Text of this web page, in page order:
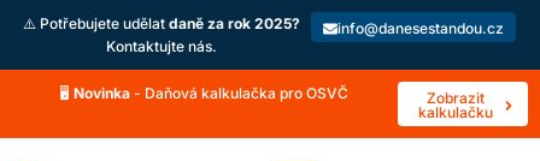
⚠️ Potřebujete udělat daně za rok 2025?
Kontaktujte nás.
info@danesestandou.cz
🖥️Novinka - Daňová kalkulačka pro OSVČ
Zobrazit
kalkulačku